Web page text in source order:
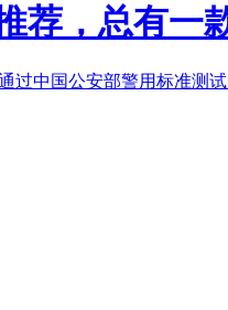
荐，总有一
通过中国公安部警用标准测